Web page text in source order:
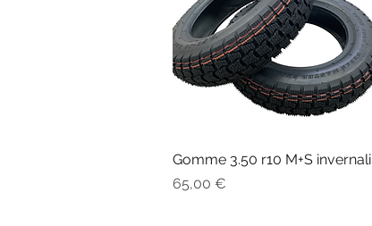
Vista rapida
Gomme 3.50 r10 M+S invernali
Prezzo
65,00 €